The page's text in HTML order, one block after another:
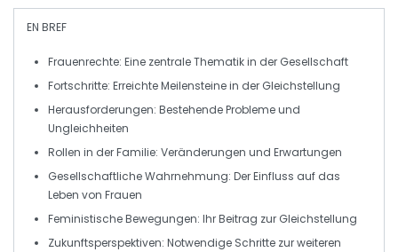
EN BREF
Frauenrechte: Eine zentrale Thematik in der Gesellschaft
Fortschritte: Erreichte Meilensteine in der Gleichstellung
Herausforderungen: Bestehende Probleme und
Ungleichheiten
Rollen in der Familie: Veränderungen und Erwartungen
Gesellschaftliche Wahrnehmung: Der Einfluss auf das
Leben von Frauen
Feministische Bewegungen: Ihr Beitrag zur Gleichstellung
Zukunftsperspektiven: Notwendige Schritte zur weiteren